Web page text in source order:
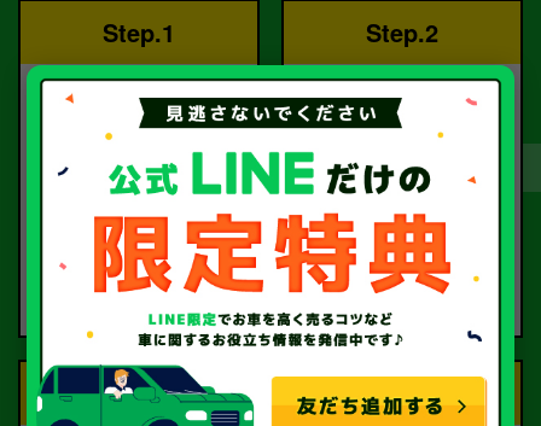
Step.1
ご依頼
お電話または査定フォー
ムより
ご依頼ください。
Step.2
査定
査定のプロが
お電話で回答いたしま
す。
Step.3 Step.4